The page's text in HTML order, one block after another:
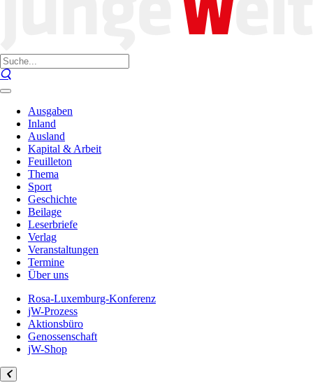
Ausgaben
Inland
Ausland
Kapital & Arbeit
Feuilleton
Thema
Sport
Geschichte
Beilage
Leserbriefe
Verlag
Veranstaltungen
Termine
Über uns
Rosa-Luxemburg-Konferenz
jW-Prozess
Aktionsbüro
Genossenschaft
jW-Shop